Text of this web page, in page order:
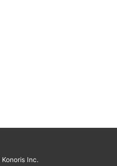
Konoris Inc.